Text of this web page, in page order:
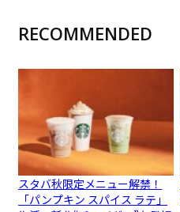
RECOMMENDED
スタバ秋限定メニュー解禁！
「パンプキン スパイス ラテ」